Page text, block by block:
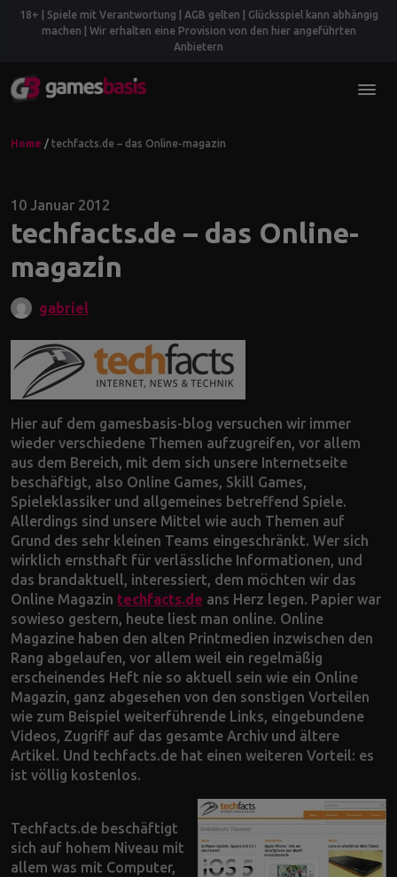
18+ | Spiele mit Verantwortung | AGB gelten | Glücksspiel kann abhängig
machen | Wir erhalten eine Provision von den hier angeführten
Anbietern
Home / techfacts.de – das Online-magazin
10 Januar 2012
techfacts.de – das Online-
magazin
gabriel
Hier auf dem gamesbasis-blog versuchen wir immer
wieder verschiedene Themen aufzugreifen, vor allem
aus dem Bereich, mit dem sich unsere Internetseite
beschäftigt, also Online Games, Skill Games,
Spieleklassiker und allgemeines betreffend Spiele.
Allerdings sind unsere Mittel wie auch Themen auf
Grund des sehr kleinen Teams eingeschränkt. Wer sich
wirklich ernsthaft für verlässliche Informationen, und
das brandaktuell, interessiert, dem möchten wir das
Online Magazin techfacts.de ans Herz legen. Papier war
sowieso gestern, heute liest man online. Online
Magazine haben den alten Printmedien inzwischen den
Rang abgelaufen, vor allem weil ein regelmäßig
erscheinendes Heft nie so aktuell sein wie ein Online
Magazin, ganz abgesehen von den sonstigen Vorteilen
wie zum Beispiel weiterführende Links, eingebundene
Videos, Zugriff auf das gesamte Archiv und ältere
Artikel. Und techfacts.de hat einen weiteren Vorteil: es
ist völlig kostenlos.
Techfacts.de beschäftigt
sich auf hohem Niveau mit
allem was mit Computer,